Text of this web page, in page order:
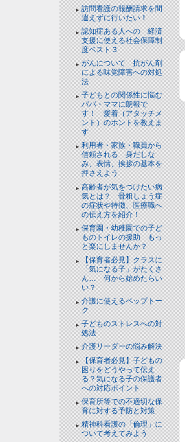
訪問看護の報酬請求を間
違えずに行いたい！
認知症ある人への 経済
支援に使える社会保障制
度ベスト３
がんについて 抗がん剤
による味覚障害への対処
法
子どもとの関係性に悩む
パパ・ママに朗報で
す！ 愛着（アタッチメ
ント）のホントを教えま
す
利用者・家族・職員から
信頼される 身だしな
み、表情、挨拶の基本を
押さえよう
高齢者が気をつけたい病
気とは？ 骨粗しょう症
の症状や特徴、医療職へ
の伝え方を紹介！
保育園・幼稚園での子ど
ものトイレの援助 もっ
と楽にしませんか？
【保育者必見】クラスに
「気になる子」がたくさ
ん… 何から始めたらい
い？
介護に使えるペップトー
ク
子どものストレスへの対
処法
介護リーダーの悩み解決
【保育者必見】子どもの
困りをどうやって伝え
る？気になる子の保護者
への対応ポイント
保育所等での不適切な保
育に対する予防と対策
精神科看護の「倫理」に
ついて考えてみよう